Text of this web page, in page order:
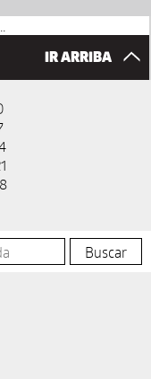
IR ARRIBA